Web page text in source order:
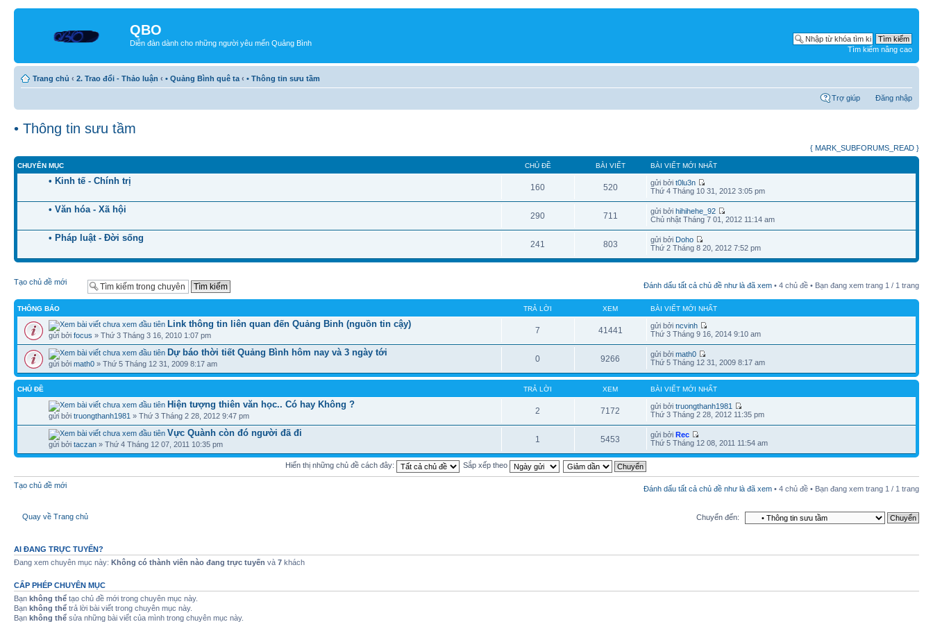
QBO
Diễn đàn dành cho những người yêu mến Quảng Bình
Tìm kiếm nâng cao
Trang chủ ‹ 2. Trao đổi - Thảo luận ‹ • Quảng Bình quê ta ‹ • Thông tin sưu tầm
Trợ giúp Đăng nhập
• Thông tin sưu tầm
{ MARK_SUBFORUMS_READ }
CHUYÊN MỤC CHỦ ĐỀ BÀI VIẾT BÀI VIẾT MỚI NHẤT
• Kinh tế - Chính trị
160 520 gửi bởit0lu3n
Thứ 4 Tháng 10 31, 2012 3:05 pm
• Văn hóa - Xã hội
290 711 gửi bởihihihehe_92
Chủ nhật Tháng 7 01, 2012 11:14 am
• Pháp luật - Đời sống
241 803 gửi bởi Doho
Thứ 2 Tháng 8 20, 2012 7:52 pm
Tạo chủ đề mới Đánh dấu tất cả chủ đề như là đã xem • 4 chủ đề • Bạn đang xem trang 1 / 1 trang
THÔNG BÁO TRẢ LỜI XEM BÀI VIẾT MỚI NHẤT
Link thông tin liên quan đến Quảng Binh (nguồn tin cậy)
gửi bởi focus » Thứ 3 Tháng 3 16, 2010 1:07 pm 7 41441 gửi bởincvinh
Thứ 3 Tháng 9 16, 2014 9:10 am
Dự báo thời tiết Quảng Bình hôm nay và 3 ngày tới
gửi bởi math0 » Thứ 5 Tháng 12 31, 2009 8:17 am 0 9266 gửi bởimath0
Thứ 5 Tháng 12 31, 2009 8:17 am
CHỦ ĐỀ TRẢ LỜI XEM BÀI VIẾT MỚI NHẤT
Hiện tượng thiên văn học.. Có hay Không ?
gửi bởi truongthanh1981 » Thứ 3 Tháng 2 28, 2012 9:47 pm 2 7172 gửi bởitruongthanh1981
Thứ 3 Tháng 2 28, 2012 11:35 pm
Vực Quành còn đó người đã đi
gửi bởi taczan » Thứ 4 Tháng 12 07, 2011 10:35 pm 1 5453 gửi bởiRec
Thứ 5 Tháng 12 08, 2011 11:54 am
Hiển thị những chủ đề cách đây: Sắp xếp theo
Tạo chủ đề mới Đánh dấu tất cả chủ đề như là đã xem • 4 chủ đề • Bạn đang xem trang 1 / 1 trang
Quay về Trang chủ Chuyển đến:
AI ĐANG TRỰC TUYẾN?
Đang xem chuyên mục này: Không có thành viên nào đang trực tuyến và 7 khách
CẤP PHÉP CHUYÊN MỤC
Bạn không thể tạo chủ đề mới trong chuyên mục này.
Bạn không thể trả lời bài viết trong chuyên mục này.
Bạn không thể sửa những bài viết của mình trong chuyên mục này.